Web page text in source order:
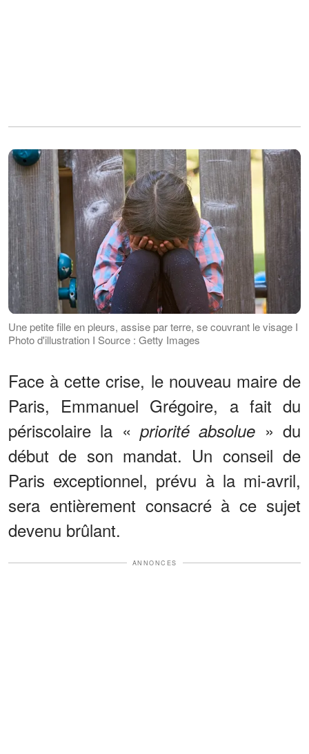
Une petite fille en pleurs, assise par terre, se couvrant le visage I
Photo d'illustration I Source : Getty Images
Face à cette crise, le nouveau maire de
Paris, Emmanuel Grégoire, a fait du
périscolaire la « priorité absolue » du
début de son mandat. Un conseil de
Paris exceptionnel, prévu à la mi-avril,
sera entièrement consacré à ce sujet
devenu brûlant.
ANNONCES